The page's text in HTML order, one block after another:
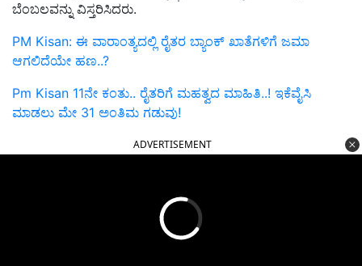
ಬೆಂಬಲವನ್ನು ವಿಸ್ತರಿಸಿದರು.
PM Kisan: ಈ ವಾರಾಂತ್ಯದಲ್ಲಿ ರೈತರ ಬ್ಯಾಂಕ್‌ ಖಾತೆಗಳಿಗೆ ಜಮಾ
ಆಗಲಿದೆಯೇ ಹಣ..?
Pm Kisan 11ನೇ ಕಂತು.. ರೈತರಿಗೆ ಮಹತ್ವದ ಮಾಹಿತಿ..! ಇಕೆವೈಸಿ
ಮಾಡಲು ಮೇ 31 ಅಂತಿಮ ಗಡುವು!
ADVERTISEMENT